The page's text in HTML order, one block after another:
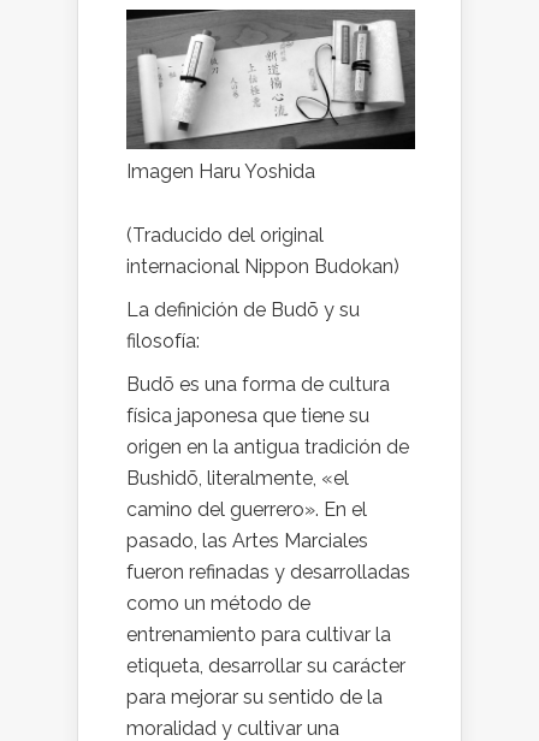
Imagen Haru Yoshida
(Traducido del original
internacional Nippon Budokan)
La definición de Budō y su
filosofía:
Budō es una forma de cultura
física japonesa que tiene su
origen en la antigua tradición de
Bushidō, literalmente, «el
camino del guerrero». En el
pasado, las Artes Marciales
fueron refinadas y desarrolladas
como un método de
entrenamiento para cultivar la
etiqueta, desarrollar su carácter
para mejorar su sentido de la
moralidad y cultivar una